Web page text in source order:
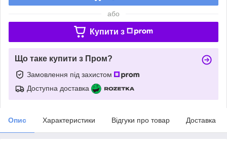
або
Купити з
Що таке купити з Пром?
Замовлення під захистом
Доступна доставка
Опис Характеристики Відгуки про товар Доставка